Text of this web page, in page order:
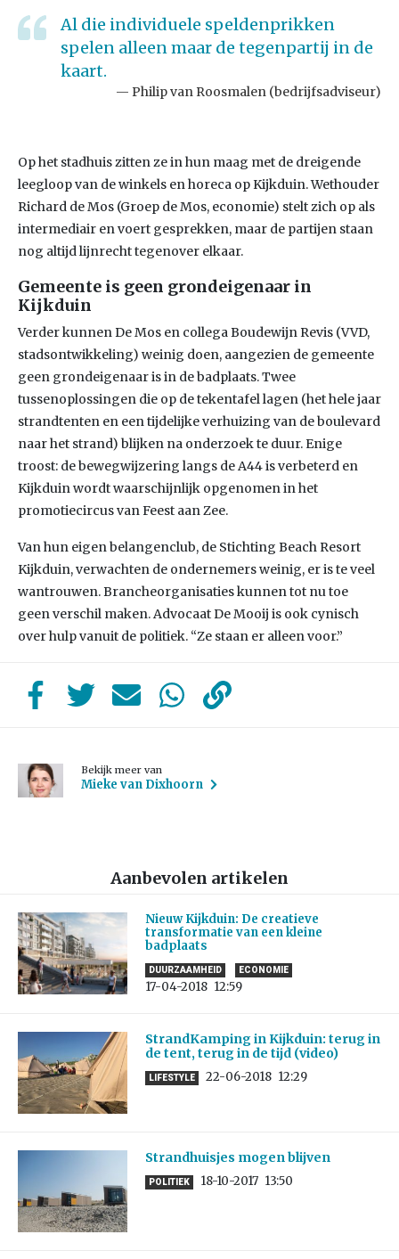
Al die individuele speldenprikken
spelen alleen maar de tegenpartij in de
kaart.
Philip van Roosmalen (bedrijfsadviseur)
Op het stadhuis zitten ze in hun maag met de dreigende
leegloop van de winkels en horeca op Kijkduin. Wethouder
Richard de Mos (Groep de Mos, economie) stelt zich op als
intermediair en voert gesprekken, maar de partijen staan
nog altijd lijnrecht tegenover elkaar.
Gemeente is geen grondeigenaar in
Kijkduin
Verder kunnen De Mos en collega Boudewijn Revis (VVD,
stadsontwikkeling) weinig doen, aangezien de gemeente
geen grondeigenaar is in de badplaats. Twee
tussenoplossingen die op de tekentafel lagen (het hele jaar
strandtenten en een tijdelijke verhuizing van de boulevard
naar het strand) blijken na onderzoek te duur. Enige
troost: de bewegwijzering langs de A44 is verbeterd en
Kijkduin wordt waarschijnlijk opgenomen in het
promotiecircus van Feest aan Zee.
Van hun eigen belangenclub, de Stichting Beach Resort
Kijkduin, verwachten de ondernemers weinig, er is te veel
wantrouwen. Brancheorganisaties kunnen tot nu toe
geen verschil maken. Advocaat De Mooij is ook cynisch
over hulp vanuit de politiek. “Ze staan er alleen voor.”
Bekijk meer van
Mieke van Dixhoorn
Aanbevolen artikelen
Nieuw Kijkduin: De creatieve
transformatie van een kleine
badplaats
DUURZAAMHEID ECONOMIE
17-04-2018 12:59
StrandKamping in Kijkduin: terug in
de tent, terug in de tijd (video)
LIFESTYLE 22-06-2018 12:29
Strandhuisjes mogen blijven
POLITIEK 18-10-2017 13:50